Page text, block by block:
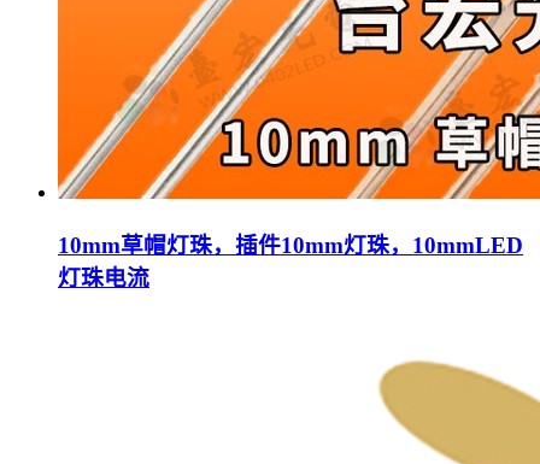
10mm草帽灯珠，插件10mm灯珠，10mmLED
灯珠电流